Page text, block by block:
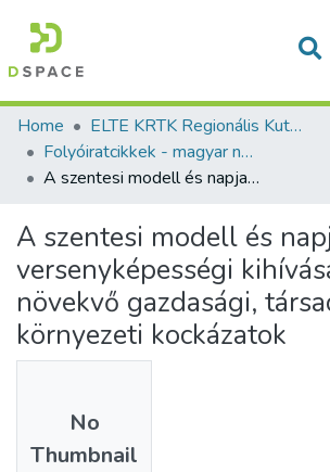
Communities &
Statistics
All of DSpace
Home
ELTE KRTK Regionális Kutatások Intézete
Folyóiratcikkek - magyar nyelvű (RKI)
A szentesi modell és napjaink versenyképességi kihívásai - növekvő gazdasági, társadalmi és környezeti kockázatok
A szentesi modell és
versenyképességi
növekvő gazdasági,
környezeti kockázatok
No
Thumbnail